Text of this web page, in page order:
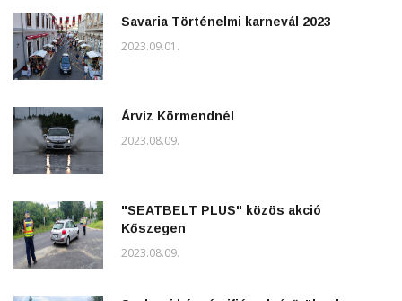
Savaria Történelmi karnevál 2023
2023.09.01.
Árvíz Körmendnél
2023.08.09.
"SEATBELT PLUS" közös akció
Kőszegen
2023.08.09.